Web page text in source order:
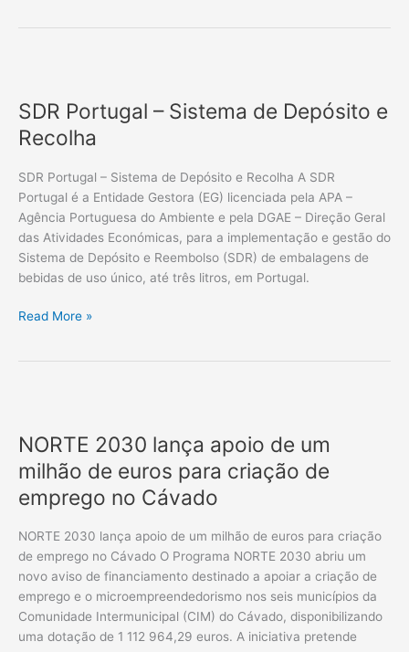
SDR Portugal – Sistema de Depósito e
Recolha
SDR Portugal – Sistema de Depósito e Recolha A SDR
Portugal é a Entidade Gestora (EG) licenciada pela APA –
Agência Portuguesa do Ambiente e pela DGAE – Direção Geral
das Atividades Económicas, para a implementação e gestão do
Sistema de Depósito e Reembolso (SDR) de embalagens de
bebidas de uso único, até três litros, em Portugal.
–
Sistema
de
Depósito
e
Recolha
Read More »
NORTE 2030 lança apoio de um
milhão de euros para criação de
emprego no Cávado
NORTE 2030 lança apoio de um milhão de euros para criação
de emprego no Cávado O Programa NORTE 2030 abriu um
novo aviso de financiamento destinado a apoiar a criação de
emprego e o microempreendedorismo nos seis municípios da
Comunidade Intermunicipal (CIM) do Cávado, disponibilizando
uma dotação de 1 112 964,29 euros. A iniciativa pretende
lança
apoio
de
um
de
euros
para
criação
de
emprego